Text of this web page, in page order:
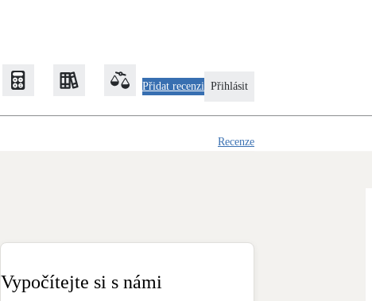
Přidat recenzi Přihlásit
Klimatizace
Recenze
Vypočítejte si s námi